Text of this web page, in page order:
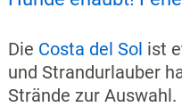
Die Costa del Sol ist
und Strandurlauber
Strände zur